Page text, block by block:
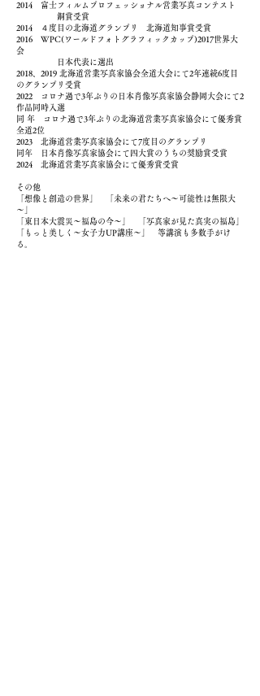
2014 富士フィルムプロフェッショナル営業写真コンテスト
銅賞受賞
2014 ４度目の北海道グランプリ 北海道知事賞受賞
2016 WPC(ワールドフォトグラフィックカップ)2017世界大
会
日本代表に選出
2018、2019 北海道営業写真家協会全道大会にて2年連続6度目
のグランプリ受賞
2022 コロナ過で3年ぶりの日本肖像写真家協会静岡大会にて2
作品同時入選
​同 年 コロナ過で3年ぶりの北海道営業写真家協会にて優秀賞
全道2位
2023 北海道営業写真家協会にて7度目のグランプリ
同年 日本肖像写真家協会にて四大賞のうちの奨励賞受賞
2024 北海道営業写真家協会にて優秀賞受賞
その他
「想像と創造の世界」 「未来の君たちへ～可能性は無限大
～」
「東日本大震災～福島の今～」 「写真家が見た真実の福島」
「もっと美しく～女子力UP講座～」 等​講演も多数手がけ
る。